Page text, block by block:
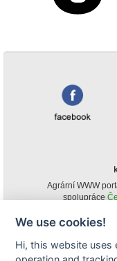
Agrární WWW
spolupráce
obsahu
(pokud není uvedeno
We use cookies!
Hi, this website uses